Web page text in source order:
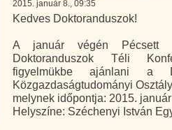
2015. január 8., 09:35
Kedves Doktoranduszok!
A január végén Pécsett
Doktoranduszok Téli
figyelmükbe ajánlani a
Közgazdaságtudományi
melynek időpontja: 2015.
Helyszíne: Széchenyi István